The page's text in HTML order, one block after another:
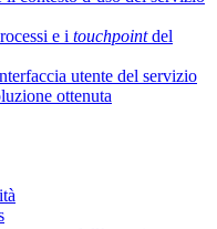
e i touchpointdel
utente del servizio
ottenuta